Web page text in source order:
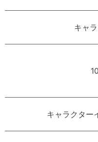
キャ
キャラクター